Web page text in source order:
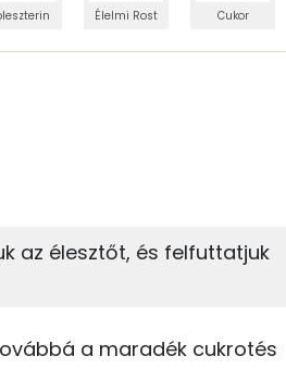
Élelmi Rost Cukor
Víz
az élesztőt, és felfuttatjuk
a maradék cukrotés